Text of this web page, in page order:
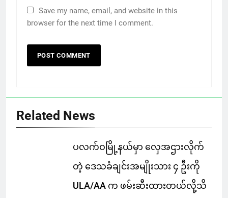
Save my name, email, and website in this
browser for the next time I comment.
Related News
ပလက်ဝမြို့နယ်မှာ လှေအဌားလိုက်
တဲ့ ဒေသခံချင်းအမျိုးသား ၄ ဦးကို
ULA/AA က ဖမ်းဆီးထားတယ်လို့သိ